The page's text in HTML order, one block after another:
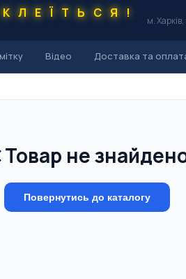
м.
Відео Доставка та
Товар не
Повернутись до каталогу